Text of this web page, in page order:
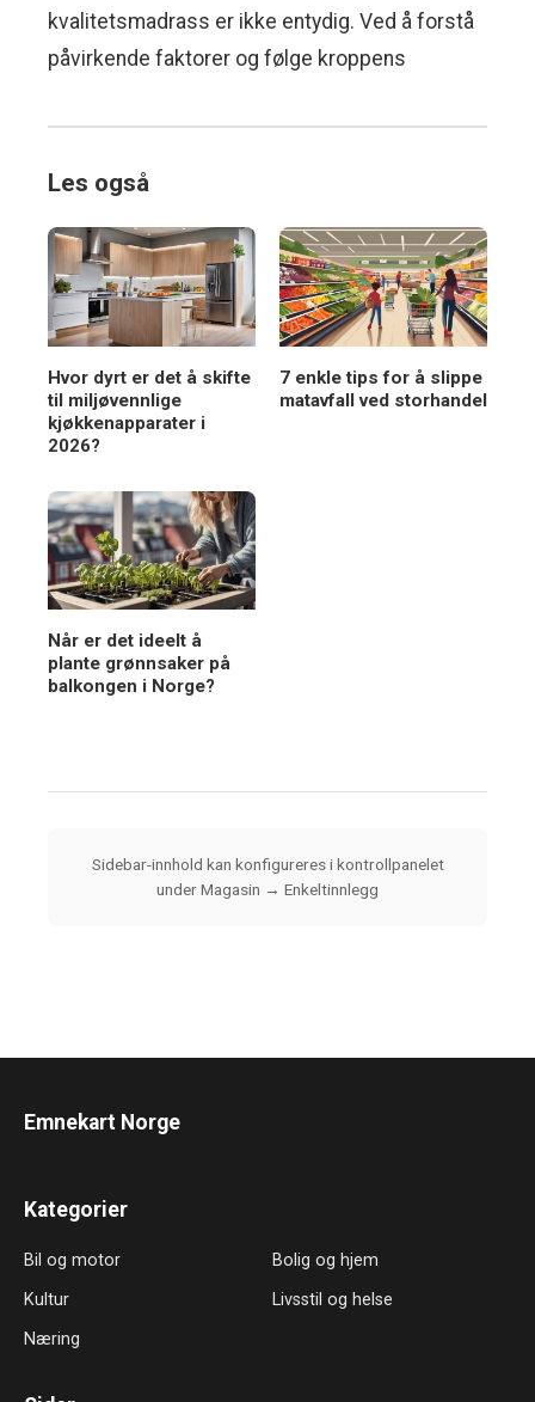
kvalitetsmadrass er ikke entydig. Ved å forstå
påvirkende faktorer og følge kroppens
Les også
Hvor dyrt er det å skifte
til miljøvennlige
kjøkkenapparater i
2026?
7 enkle tips for å slippe
matavfall ved storhandel
Når er det ideelt å
plante grønnsaker på
balkongen i Norge?
Sidebar-innhold kan konfigureres i kontrollpanelet
under Magasin → Enkeltinnlegg
Emnekart Norge
Kategorier
Bil og motor
Bolig og hjem
Kultur
Livsstil og helse
Næring